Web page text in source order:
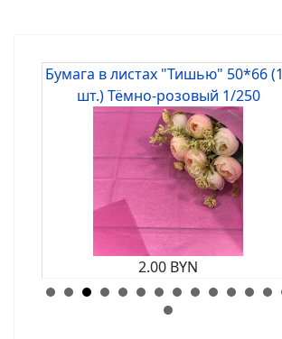
Набор коробок для цветов без
крышки "Созвездие любви" 18*17,
15*14,5, 13*12 см 3шт., св.розовый
23.00 BYN
Набор коробок для цветов без